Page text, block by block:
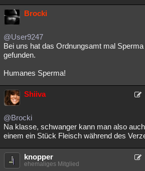
Brocki
@User9247
Bei uns hat das Ordnungsamt mal
gefunden.
Humanes Sperma!
Shiiva
@Brocki
Na klasse, schwanger kann man also
einem ein Stück Fleisch während des
knopper
ehemaliges Mitglied